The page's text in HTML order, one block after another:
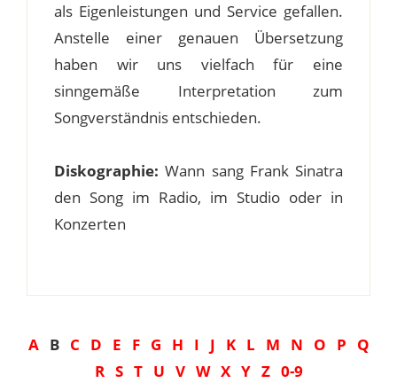
als Eigenleistungen und Service gefallen.
Anstelle einer genauen Übersetzung
haben wir uns vielfach für eine
sinngemäße Interpretation zum
Songverständnis entschieden.
Diskographie: Wann sang Frank Sinatra
den Song im Radio, im Studio oder in
Konzerten
A B C D E F G H I J K L M N O P
Q
R S T U V W X Y Z 0-9